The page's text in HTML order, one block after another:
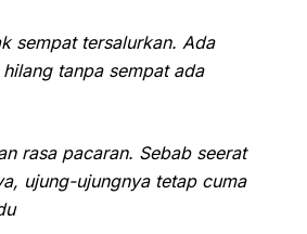
sempat tersalurkan. Ada
tanpa sempat ada
rasa pacaran. Sebab seerat
ujung-ujungnya tetap cuma